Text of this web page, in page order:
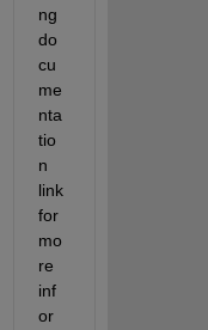
ng
do
cu
me
nta
tio
n
link
for
mo
re
inf
or